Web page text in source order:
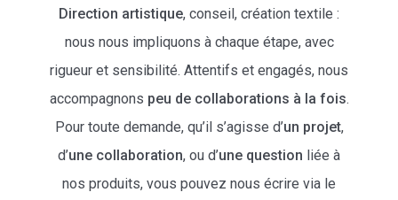
Direction artistique, conseil, création textile :
nous nous impliquons à chaque étape, avec
rigueur et sensibilité. Attentifs et engagés, nous
accompagnons peu de collaborations à la fois.
Pour toute demande, qu’il s’agisse d’un projet,
d’une collaboration, ou d’une question liée à
nos produits, vous pouvez nous écrire via le